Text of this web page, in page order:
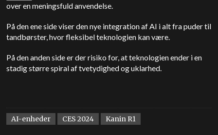
over en meningsfuld anvendelse.
På den ene side viser den nye integration af AI i alt fra puder til
tandbørster, hvor fleksibel teknologien kan være.
På den anden side er der risiko for, at teknologien ender i en
stadig større spiral af tvetydighed og uklarhed.
AI-enheder CES 2024 Kanin R1